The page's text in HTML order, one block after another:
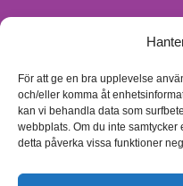
För att ge en bra upplevelse
och/eller komma åt
kan vi behandla data som
webbplats. Om du inte
detta påverka vissa funktioner
Tecken Sandra Oy Ab
info@teckensandra.fi
Vårt